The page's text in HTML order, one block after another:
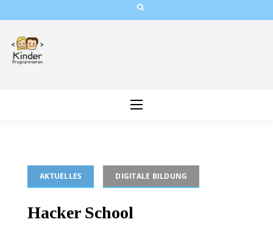
content
AKTUELLES DIGITALE BILDUNG
Hacker School